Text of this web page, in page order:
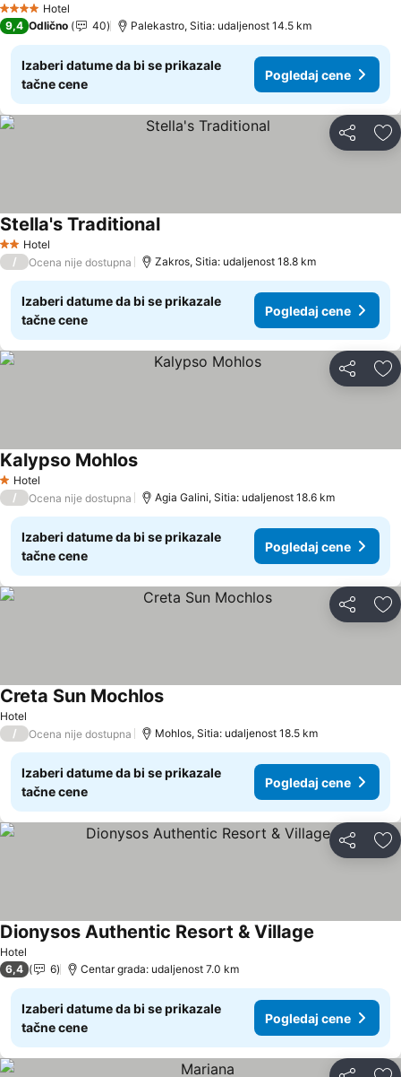
4 ZvezdiceHotel
9,4 Odlično 40 Palekastro, Sitia: udaljenost 14.5 km
Izaberi datume da bi se prikazale
tačne cene
Pogledaj cene
Deli
2 Zvezdice
Hotel
Stella's Traditional
/ Ocena nije dostupna Zakros, Sitia: udaljenost 18.8 km
Izaberi datume da bi se prikazale
tačne cene
Pogledaj cene
Deli
1 Zvezdice
Hotel
Kalypso Mohlos
/ Ocena nije dostupna Agia Galini, Sitia: udaljenost 18.6 km
Izaberi datume da bi se prikazale
tačne cene
Pogledaj cene
Deli
Hotel
Creta Sun Mochlos
/ Ocena nije dostupna Mohlos, Sitia: udaljenost 18.5 km
Izaberi datume da bi se prikazale
tačne cene
Pogledaj cene
Deli
Hotel
Dionysos Authentic Resort & Village
6,4 6 Centar grada: udaljenost 7.0 km
Izaberi datume da bi se prikazale
tačne cene
Pogledaj cene